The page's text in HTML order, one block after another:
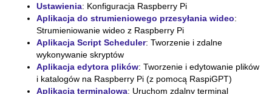
Ustawienia: Konfiguracja Raspberry Pi
Aplikacja do strumieniowego przesyłania wideo:
Strumieniowanie wideo z Raspberry Pi
Aplikacja Script Scheduler: Tworzenie i zdalne
wykonywanie skryptów
Aplikacja edytora plików: Tworzenie i edytowanie plików
i katalogów na Raspberry Pi (z pomocą RaspiGPT)
Aplikacja terminalowa: Uruchom zdalny terminal